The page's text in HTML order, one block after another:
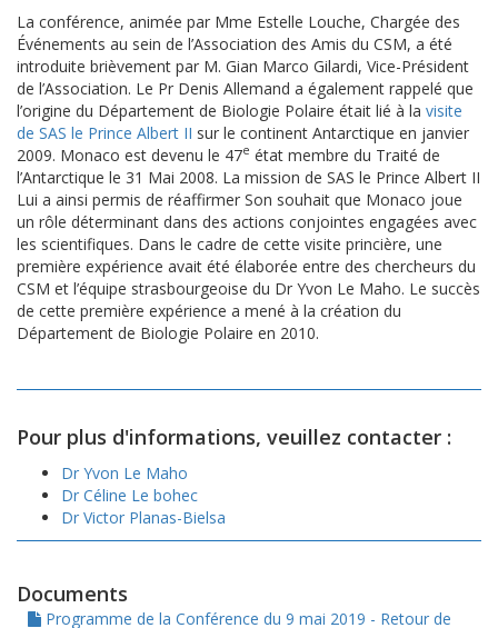
La conférence, animée par Mme Estelle Louche, Chargée des
Événements au sein de l’Association des Amis du CSM, a été
introduite brièvement par M. Gian Marco Gilardi, Vice-Président
de l’Association. Le Pr Denis Allemand a également rappelé que
l’origine du Département de Biologie Polaire était lié à la visite
de SAS le Prince Albert II sur le continent Antarctique en janvier
2009. Monaco est devenu le 47e état membre du Traité de
l’Antarctique le 31 Mai 2008. La mission de SAS le Prince Albert II
Lui a ainsi permis de réaffirmer Son souhait que Monaco joue
un rôle déterminant dans des actions conjointes engagées avec
les scientifiques. Dans le cadre de cette visite princière, une
première expérience avait été élaborée entre des chercheurs du
CSM et l’équipe strasbourgeoise du Dr Yvon Le Maho. Le succès
de cette première expérience a mené à la création du
Département de Biologie Polaire en 2010.
Pour plus d'informations, veuillez contacter :
Dr Yvon Le Maho
Dr Céline Le bohec
Dr Victor Planas-Bielsa
Documents
Programme de la Conférence du 9 mai 2019 - Retour de